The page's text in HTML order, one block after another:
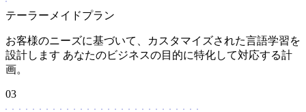
テーラーメイドプラン
お客様のニーズに基づいて、カスタマイズされた言語学習を
設計します あなたのビジネスの目的に特化して対応する計
画。
03